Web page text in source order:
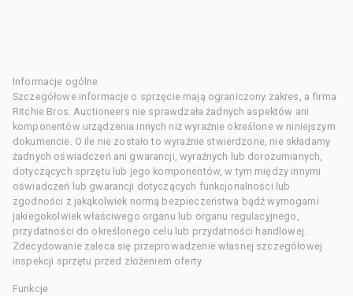
Informacje ogólne
Szczegółowe informacje o sprzęcie mają ograniczony zakres, a firma
Ritchie Bros. Auctioneers nie sprawdzała żadnych aspektów ani
komponentów urządzenia innych niż wyraźnie określone w niniejszym
dokumencie. O ile nie zostało to wyraźnie stwierdzone, nie składamy
żadnych oświadczeń ani gwarancji, wyraźnych lub dorozumianych,
dotyczących sprzętu lub jego komponentów, w tym między innymi
oświadczeń lub gwarancji dotyczących funkcjonalności lub
zgodności z jakąkolwiek normą bezpieczeństwa bądź wymogami
jakiegokolwiek właściwego organu lub organu regulacyjnego,
przydatności do określonego celu lub przydatności handlowej.
Zdecydowanie zaleca się przeprowadzenie własnej szczegółowej
inspekcji sprzętu przed złożeniem oferty.
Funkcje